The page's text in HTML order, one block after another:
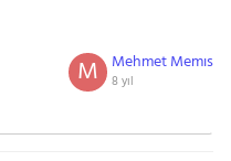
Mehmet Memıs
8 yıl
M